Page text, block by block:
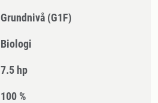
Grundnivå (G1F)
Biologi
7.5 hp
100 %